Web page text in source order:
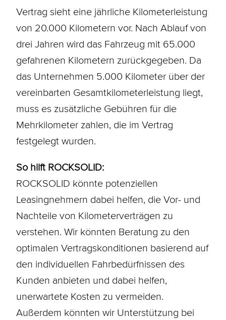
Vertrag sieht eine jährliche Kilometerleistung
von 20.000 Kilometern vor. Nach Ablauf von
drei Jahren wird das Fahrzeug mit 65.000
gefahrenen Kilometern zurückgegeben. Da
das Unternehmen 5.000 Kilometer über der
vereinbarten Gesamtkilometerleistung liegt,
muss es zusätzliche Gebühren für die
Mehrkilometer zahlen, die im Vertrag
festgelegt wurden.
So hilft ROCKSOLID:
ROCKSOLID könnte potenziellen
Leasingnehmern dabei helfen, die Vor- und
Nachteile von Kilometerverträgen zu
verstehen. Wir könnten Beratung zu den
optimalen Vertragskonditionen basierend auf
den individuellen Fahrbedürfnissen des
Kunden anbieten und dabei helfen,
unerwartete Kosten zu vermeiden.
Außerdem könnten wir Unterstützung bei